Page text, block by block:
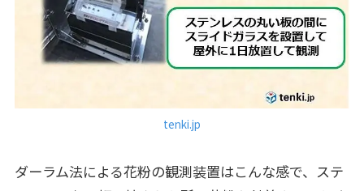
tenki.jp
ダーラム法による花粉の観測装置はこんな感で、ステ